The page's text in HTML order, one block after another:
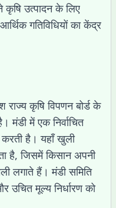
कृषि उत्पादन के लिए
गतिविधियों का केंद्र
कृषि विपणन बोर्ड के
मंडी में एक निर्वाचित
करती है। यहाँ खुली
है, जिसमें किसान अपनी
लगाते हैं। मंडी समिति
उचित मूल्य निर्धारण को